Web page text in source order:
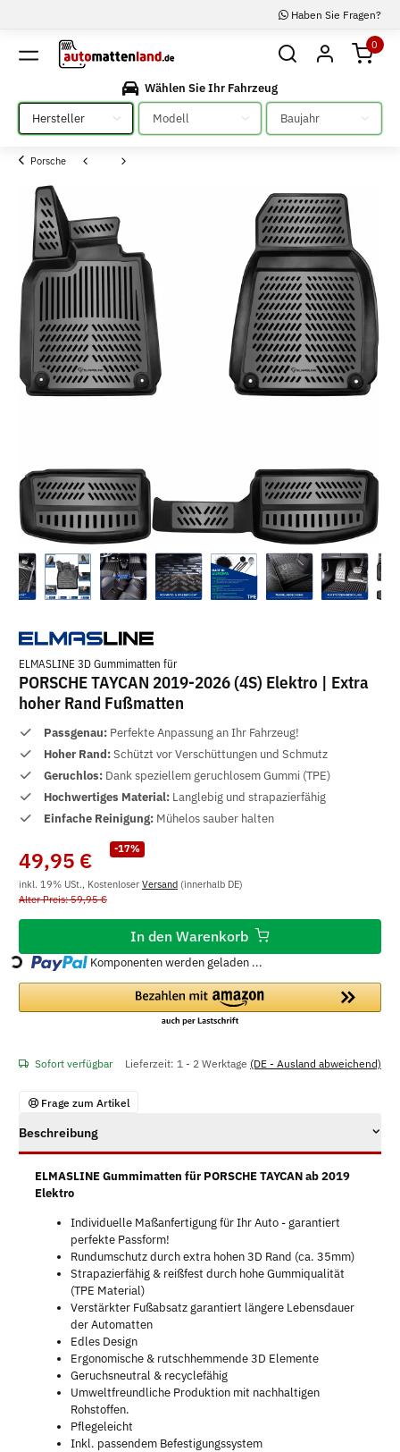
Haben Sie Fragen?
0
Wählen Sie Ihr Fahrzeug
Bitte auswählen
Bitte auswählen Bitte auswählen
Porsche
ELMASLINE 3D Gummimatten für
PORSCHE TAYCAN 2019-2026 (4S) Elektro | Extra
hoher Rand Fußmatten
Passgenau: Perfekte Anpassung an Ihr Fahrzeug!
Hoher Rand:Schützt vor Verschüttungen und Schmutz
Geruchlos: Dank speziellem geruchlosem Gummi (TPE)
Hochwertiges Material: Langlebig und strapazierfähig
Einfache Reinigung: Mühelos sauber halten
-17%
49,95 €
inkl. 19% USt., Kostenloser Versand (innerhalb DE)
Alter Preis: 59,95 €
In den Warenkorb
Loading... Komponenten werden geladen ...
Sofort verfügbar Lieferzeit: 1 - 2 Werktage (DE - Ausland abweichend)
Frage zum Artikel
Beschreibung
ELMASLINE Gummimatten für PORSCHE TAYCAN ab 2019
Elektro
Individuelle Maßanfertigung für Ihr Auto - garantiert
perfekte Passform!
Rundumschutz durch extra hohen 3D Rand (ca. 35mm)
Strapazierfähig & reißfest durch hohe Gummiqualität
(TPE Material)
Verstärkter Fußabsatz garantiert längere Lebensdauer
der Automatten
Edles Design
Ergonomische & rutschhemmende 3D Elemente
Geruchsneutral & recyclefähig
Umweltfreundliche Produktion mit nachhaltigen
Rohstoffen.
Pflegeleicht
Inkl. passendem Befestigungssystem